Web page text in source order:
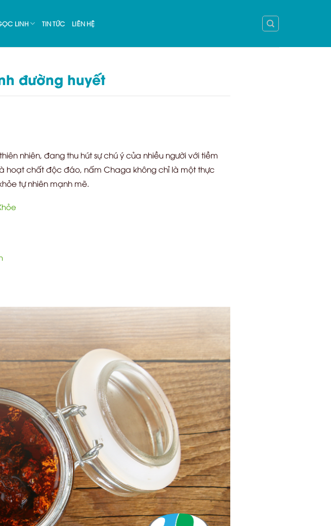
LINH TIN TỨC LIÊN HỆ
đường huyết
nhiên, đang thu hút sự chú ý của nhiều người với tiềm
hoạt chất độc đáo, nấm Chaga không chỉ là một thực
tự nhiên mạnh mẽ.